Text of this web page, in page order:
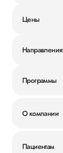
Цены
Направления
Программы
О компании
Пациентам